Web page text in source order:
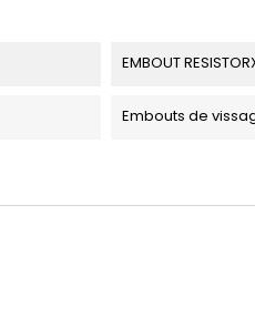
EMBOUT
Embouts de